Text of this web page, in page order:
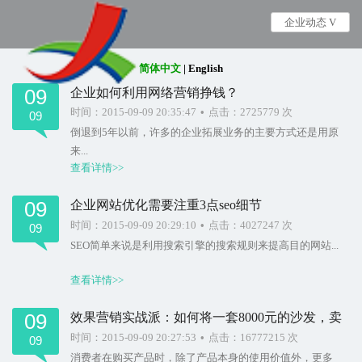
企业如何利用网络营销挣钱？
时间：2015-09-09 20:35:47 • 点击：2725779 次
倒退到5年以前，许多的企业拓展业务的主要方式还是用原
来...
查看详情>>
09
09
企业网站优化需要注重3点seo细节
时间：2015-09-09 20:29:10 • 点击：4027247 次
SEO简单来说是利用搜索引擎的搜索规则来提高目的网站...
查看详情>>
09
09
效果营销实战派：如何将一套8000元的沙发，卖
到58000元
时间：2015-09-09 20:27:53 • 点击：16777215 次
消费者在购买产品时，除了产品本身的使用价值外，更多
09
09
企业动态 V
简体中文 | English